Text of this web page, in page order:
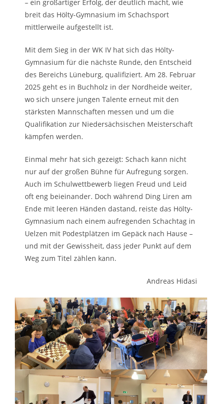
– ein großartiger Erfolg, der deutlich macht, wie
breit das Hölty-Gymnasium im Schachsport
mittlerweile aufgestellt ist.
Mit dem Sieg in der WK IV hat sich das Hölty-
Gymnasium für die nächste Runde, den Entscheid
des Bereichs Lüneburg, qualifiziert. Am 28. Februar
2025 geht es in Buchholz in der Nordheide weiter,
wo sich unsere jungen Talente erneut mit den
stärksten Mannschaften messen und um die
Qualifikation zur Niedersächsischen Meisterschaft
kämpfen werden.
Einmal mehr hat sich gezeigt: Schach kann nicht
nur auf der großen Bühne für Aufregung sorgen.
Auch im Schulwettbewerb liegen Freud und Leid
oft eng beieinander. Doch während Ding Liren am
Ende mit leeren Händen dastand, reiste das Hölty-
Gymnasium nach einem aufregenden Schachtag in
Uelzen mit Podestplätzen im Gepäck nach Hause –
und mit der Gewissheit, dass jeder Punkt auf dem
Weg zum Titel zählen kann.
Andreas Hidasi